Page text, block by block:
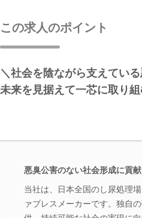
この求人のポイント
＼社会を陰ながら支えてい
未来を見据えて一芯に取り
悪臭公害のない社会形成に貢献
当社は、日本全国のし尿処理
ァブレスメーカーです。独自